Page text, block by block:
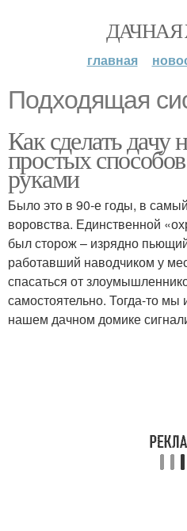
главная
Подходящая
Как сделать дачу
простых
руками
Было это в 90‑е годы, в
воровства. Единственной
был сторож – изрядно
работавший наводчиком у
спасаться от
самостоятельно. Тогда-то мы
нашем дачном домике